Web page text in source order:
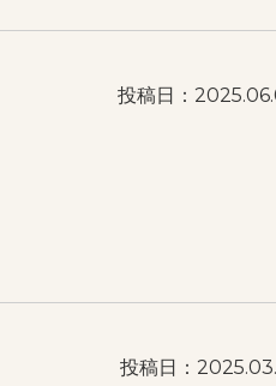
投稿日：
投稿日：